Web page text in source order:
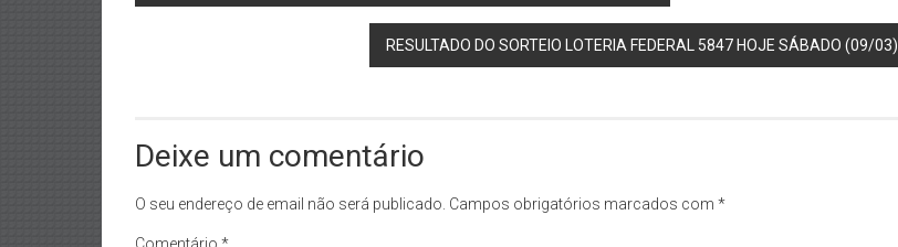
RESULTADO DO SORTEIO LOTERIA FEDERAL 5847 HOJE SÁBADO (09/03)
Deixe um comentário
O seu endereço de email não será publicado. Campos obrigatórios marcados com *